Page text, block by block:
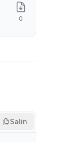
0
Salin